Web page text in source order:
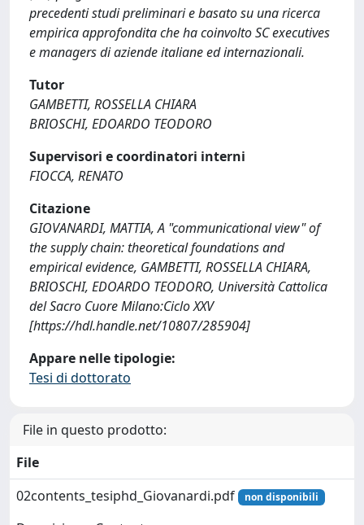
precedenti studi preliminari e basato su una ricerca
empirica approfondita che ha coinvolto SC executives
e managers di aziende italiane ed internazionali.
Tutor
GAMBETTI, ROSSELLA CHIARA
BRIOSCHI, EDOARDO TEODORO
Supervisori e coordinatori interni
FIOCCA, RENATO
Citazione
GIOVANARDI, MATTIA, A "communicational view" of
the supply chain: theoretical foundations and
empirical evidence, GAMBETTI, ROSSELLA CHIARA,
BRIOSCHI, EDOARDO TEODORO, Università Cattolica
del Sacro Cuore Milano:Ciclo XXV
[https://hdl.handle.net/10807/285904]
Appare nelle tipologie:
Tesi di dottorato
File in questo prodotto:
File
02contents_tesiphd_Giovanardi.pdf
non disponibili